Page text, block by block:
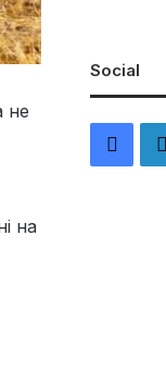
не
на
Social